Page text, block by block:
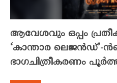
ആവേശവും ഒപ്പം
‘കാന്താര ലെജൻഡ്’-
ഭാഗചിത്രീകരണം